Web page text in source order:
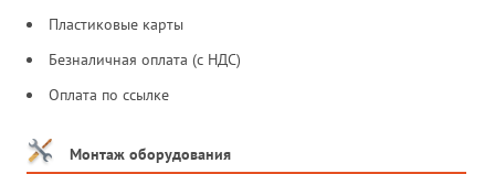
Пластиковые карты
Безналичная оплата (с НДС)
Оплата по ссылке
Монтаж оборудования